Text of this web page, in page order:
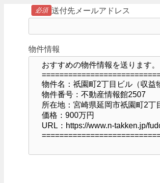
必須 送付先メールアドレス
物件情報